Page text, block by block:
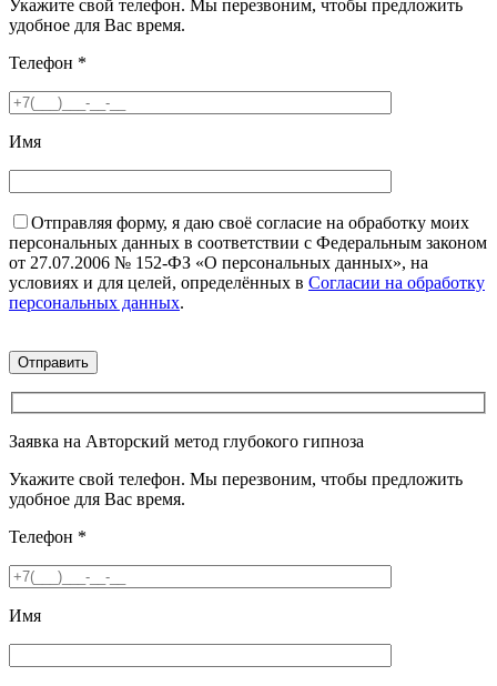
Укажите свой телефон. Мы перезвоним, чтобы предложить
удобное для Вас время.
Телефон *
Имя
Отправляя форму, я даю своё согласие на обработку моих
персональных данных в соответствии с Федеральным законом
от 27.07.2006 № 152-ФЗ «О персональных данных», на
условиях и для целей, определённых в Согласии на обработку
персональных данных.
Заявка на Авторский метод глубокого гипноза
Укажите свой телефон. Мы перезвоним, чтобы предложить
удобное для Вас время.
Телефон *
Имя